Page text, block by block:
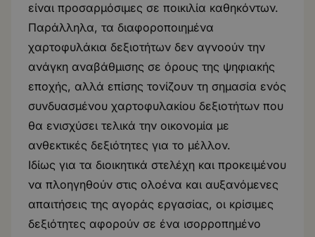
είναι προσαρμόσιμες σε ποικιλία καθηκόντων.
Παράλληλα, τα διαφοροποιημένα
χαρτοφυλάκια δεξιοτήτων δεν αγνοούν την
ανάγκη αναβάθμισης σε όρους της ψηφιακής
εποχής, αλλά επίσης τονίζουν τη σημασία ενός
συνδυασμένου χαρτοφυλακίου δεξιοτήτων που
θα ενισχύσει τελικά την οικονομία με
ανθεκτικές δεξιότητες για το μέλλον.
Ιδίως για τα διοικητικά στελέχη και προκειμένου
να πλοηγηθούν στις ολοένα και αυξανόμενες
απαιτήσεις της αγοράς εργασίας, οι κρίσιμες
δεξιότητες αφορούν σε ένα ισορροπημένο